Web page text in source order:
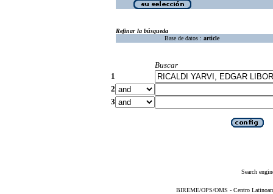
Refinar la búsqueda
Base de datos : article
Buscar
1
2
3
Search
BIREME/OPS/OMS - Centro